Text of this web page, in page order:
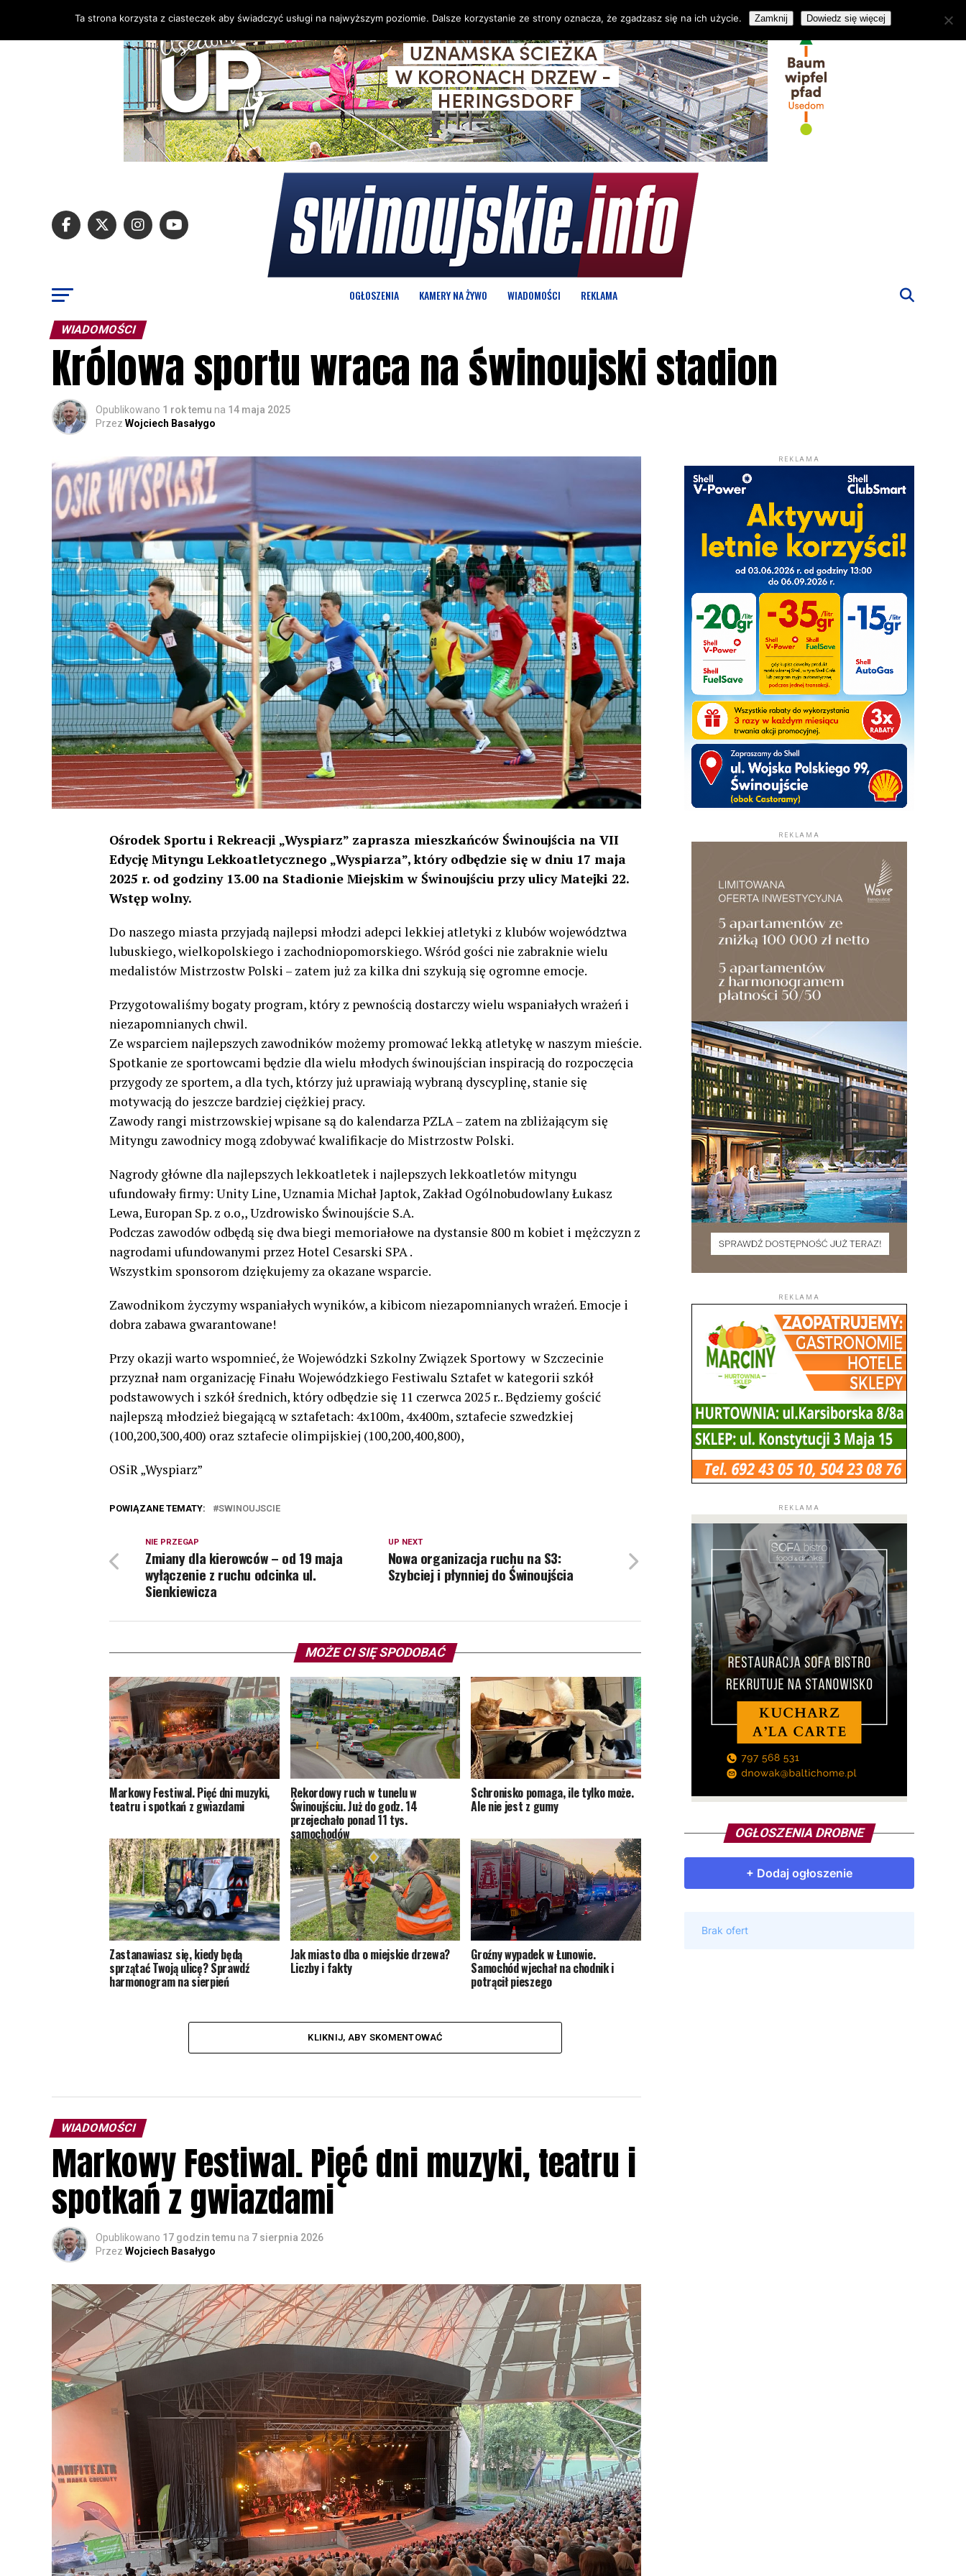
OGŁOSZENIA KAMERY NA ŻYWO WIADOMOŚCI REKLAMA
WIADOMOŚCI
Królowa sportu wraca na świnoujski stadion
Opublikowano 1 rok temu na 14 maja 2025
Przez Wojciech Basałygo
Ośrodek Sportu i Rekreacji „Wyspiarz” zaprasza mieszkańców Świnoujścia na VII
Edycję Mityngu Lekkoatletycznego „Wyspiarza”, który odbędzie się w dniu 17 maja
2025 r. od godziny 13.00 na Stadionie Miejskim w Świnoujściu przy ulicy Matejki 22.
Wstęp wolny.
Do naszego miasta przyjadą najlepsi młodzi adepci lekkiej atletyki z klubów województwa
lubuskiego, wielkopolskiego i zachodniopomorskiego. Wśród gości nie zabraknie wielu
medalistów Mistrzostw Polski – zatem już za kilka dni szykują się ogromne emocje.
Przygotowaliśmy bogaty program, który z pewnością dostarczy wielu wspaniałych wrażeń i
niezapomnianych chwil.
Ze wsparciem najlepszych zawodników możemy promować lekką atletykę w naszym mieście.
Spotkanie ze sportowcami będzie dla wielu młodych świnoujścian inspiracją do rozpoczęcia
przygody ze sportem, a dla tych, którzy już uprawiają wybraną dyscyplinę, stanie się
motywacją do jeszcze bardziej ciężkiej pracy.
Zawody rangi mistrzowskiej wpisane są do kalendarza PZLA – zatem na zbliżającym się
Mityngu zawodnicy mogą zdobywać kwalifikacje do Mistrzostw Polski.
Nagrody główne dla najlepszych lekkoatletek i najlepszych lekkoatletów mityngu
ufundowały firmy: Unity Line, Uznamia Michał Japtok, Zakład Ogólnobudowlany Łukasz
Lewa, Europan Sp. z o.o,, Uzdrowisko Świnoujście S.A.
Podczas zawodów odbędą się dwa biegi memoriałowe na dystansie 800 m kobiet i mężczyzn z
nagrodami ufundowanymi przez Hotel Cesarski SPA .
Wszystkim sponsorom dziękujemy za okazane wsparcie.
Zawodnikom życzymy wspaniałych wyników, a kibicom niezapomnianych wrażeń. Emocje i
dobra zabawa gwarantowane!
Przy okazji warto wspomnieć, że Wojewódzki Szkolny Związek Sportowy w Szczecinie
przyznał nam organizację Finału Wojewódzkiego Festiwalu Sztafet w kategorii szkół
podstawowych i szkół średnich, który odbędzie się 11 czerwca 2025 r.. Będziemy gościć
najlepszą młodzież biegającą w sztafetach: 4x100m, 4x400m, sztafecie szwedzkiej
(100,200,300,400) oraz sztafecie olimpijskiej (100,200,400,800),
OSiR „Wyspiarz”
POWIĄZANE TEMATY: SWINOUJSCIE
UP NEXT
Nowa organizacja ruchu na S3:
Szybciej i płynniej do Świnoujścia
NIE PRZEGAP
Zmiany dla kierowców – od 19 maja
wyłączenie z ruchu odcinka ul.
Sienkiewicza
MOŻE CI SIĘ SPODOBAĆ
Markowy Festiwal. Pięć dni muzyki,
teatru i spotkań z gwiazdami
Rekordowy ruch w tunelu w
Świnoujściu. Już do godz. 14
przejechało ponad 11 tys.
samochodów
Schronisko pomaga, ile tylko może.
Ale nie jest z gumy
Zastanawiasz się, kiedy będą
sprzątać Twoją ulicę? Sprawdź
harmonogram na sierpień
Jak miasto dba o miejskie drzewa?
Liczby i fakty
Groźny wypadek w Łunowie.
Samochód wjechał na chodnik i
potrącił pieszego
KLIKNIJ, ABY SKOMENTOWAĆ
WIADOMOŚCI
Markowy Festiwal. Pięć dni muzyki, teatru i
spotkań z gwiazdami
Opublikowano 17 godzin temu na 7 sierpnia 2026
Przez Wojciech Basałygo
REKLAMA
REKLAMA
REKLAMA
REKLAMA
OGŁOSZENIA DROBNE
Ta strona korzysta z ciasteczek aby świadczyć usługi na najwyższym poziomie. Dalsze korzystanie ze strony oznacza, że zgadzasz się na ich użycie. Zamknij Dowiedz się więcej